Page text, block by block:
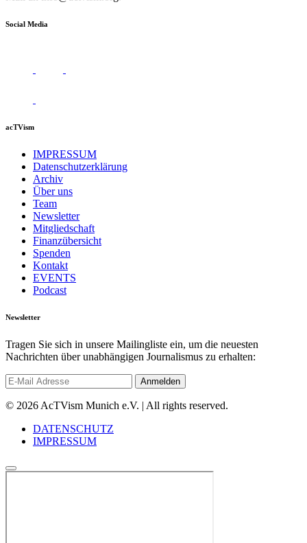
Social Media
acTVism
IMPRESSUM
Datenschutzerklärung
Archiv
Über uns
Team
Newsletter
Mitgliedschaft
Finanzübersicht
Spenden
Kontakt
EVENTS
Podcast
Newsletter
Tragen Sie sich in unsere Mailingliste ein, um die neuesten
Nachrichten über unabhängigen Journalismus zu erhalten:
© 2026 AcTVism Munich e.V. | All rights reserved.
DATENSCHUTZ
IMPRESSUM